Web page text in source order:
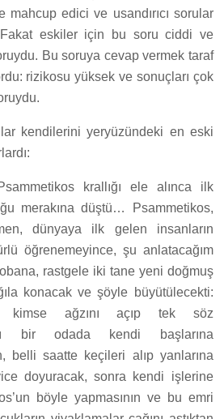
mahcup edici ve usandırıcı sorular
eskiler için bu soru ciddi ve
Bu soruya cevap vermek taraf
rizikosu yüksek ve sonuçları çok
kendilerini yeryüzündeki en eski
krallığı ele alınca ilk
merakına düştü… Psammetikos,
dünyaya ilk gelen insanların
öğrenemeyince, şu anlatacağım
rastgele iki tane yeni doğmuş
konacak ve şöyle büyütülecekti:
kimse ağzını açıp tek söz
bir odada kendi başlarına
belli saatte keçileri alıp yanlarına
doyuracak, sonra kendi işlerine
böyle yapmasının ve bu emri